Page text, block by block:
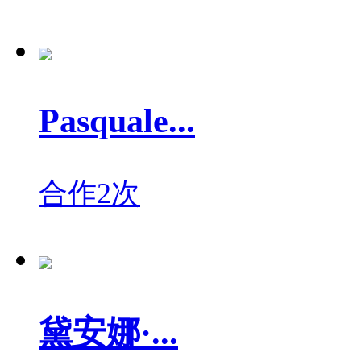
Pasquale...
合作2次
黛安娜·...